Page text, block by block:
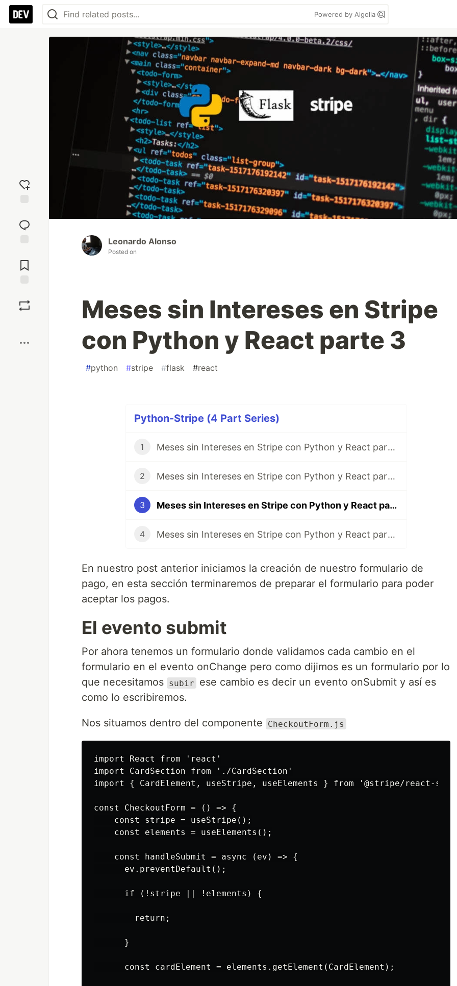
Powered by Algolia
reaction
Comments
Leonardo Alonso
Posted on
Meses sin Intereses en Stripe
con Python y React parte 3
#python #stripe #flask #react
Python-Stripe (4 Part Series)
1 Meses sin Intereses en Stripe con Python y React parte 1
2 Meses sin Intereses en Stripe con Python y React parte 2
3 Meses sin Intereses en Stripe con Python y React parte 3
4 Meses sin Intereses en Stripe con Python y React parte 4
En nuestro post anterior iniciamos la creación de nuestro formulario de
pago, en esta sección terminaremos de preparar el formulario para poder
aceptar los pagos.
El evento submit
Por ahora tenemos un formulario donde validamos cada cambio en el
formulario en el evento onChange pero como dijimos es un formulario por lo
que necesitamos subir
ese cambio es decir un evento onSubmit y así es
como lo escribiremos.
Nos situamos dentro del componente CheckoutForm.js
import React from 'react'
import CardSection from './CardSection'
import { CardElement, useStripe, useElements } from '@stripe/react-
const CheckoutForm = () => {
    const stripe = useStripe();
    const elements = useElements();
    const handleSubmit = async (ev) => {
      ev.preventDefault();
      if (!stripe || !elements) {
        return;
      }
      const cardElement = elements.getElement(CardElement);